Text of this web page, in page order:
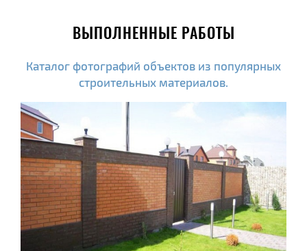
ВЫПОЛНЕННЫЕ РАБОТЫ
Каталог фотографий объектов из популярных
строительных материалов.